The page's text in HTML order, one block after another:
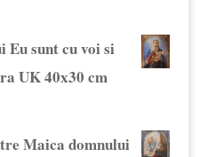
Eu sunt cu voi si
UK 40x30 cm
Maica domnului